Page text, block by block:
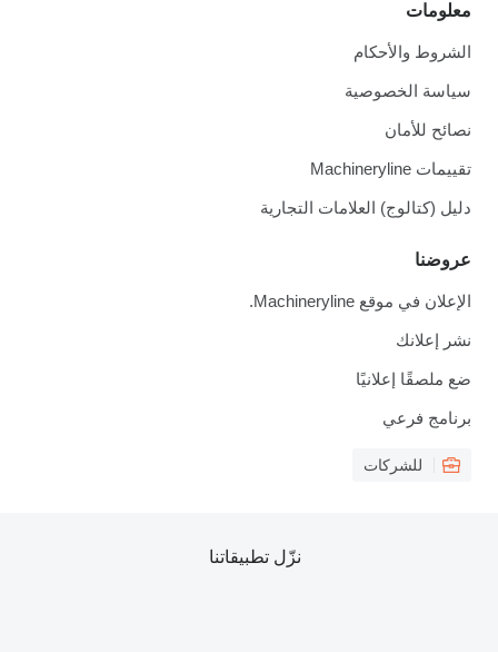
معلومات
الشروط والأحكام
سياسة الخصوصية
نصائح للأمان
تقييمات Machineryline
دليل (كتالوج) العلامات التجارية
عروضنا
الإعلان في موقع Machineryline.
نشر إعلانك
ضع ملصقًا إعلانيًا
برنامج فرعي
للشركات
نزّل تطبيقاتنا